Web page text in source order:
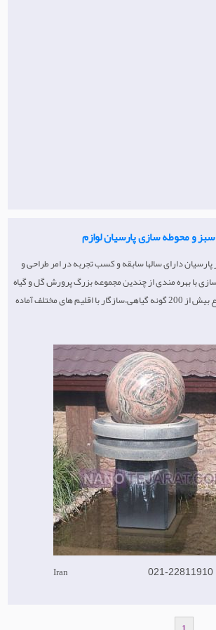
و محوطه سازی پارسیان لوازم
دارای سالها سابقه و کسب تجربه در امر طراحی و
با بهره مندی از چندین مجموعه بزرگ پرورش گل و گیاه
در استان و شهر تهران و تنوع بیش از 200 گونه گیاهی،سازگار با اقلیم های مختلف آماده
Iran 021-22811910